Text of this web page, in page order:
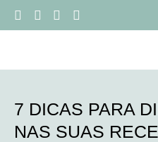
7 DICAS PARA
NAS SUAS